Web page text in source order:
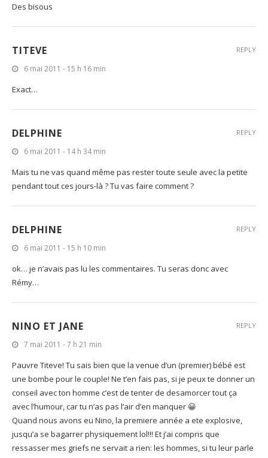
Des bisous
TITEVE
6 mai 2011 - 15 h 16 min
Exact…
REPLY
DELPHINE
6 mai 2011 - 14 h 34 min
Mais tu ne vas quand même pas rester toute seule avec la petite
pendant tout ces jours-là ? Tu vas faire comment ?
REPLY
DELPHINE
6 mai 2011 - 15 h 10 min
ok… je n’avais pas lu les commentaires. Tu seras donc avec
Rémy…
REPLY
NINO ET JANE
7 mai 2011 - 7 h 21 min
Pauvre Titeve! Tu sais bien que la venue d’un (premier) bébé est
une bombe pour le couple! Ne t’en fais pas, si je peux te donner un
conseil avec ton homme c’est de tenter de desamorcer tout ça
avec l’humour, car tu n’as pas l’air d’en manquer 😀
Quand nous avons eu Nino, la premiere année a ete explosive,
jusqu’a se bagarrer physiquement lol!!! Et j’ai compris que
ressasser mes griefs ne servait a rien: les hommes, si tu leur parle
REPLY